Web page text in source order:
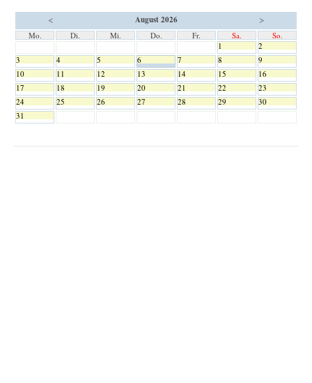
< August 2026 >
Mo. Di. Mi. Do. Fr. Sa.
So.
1
2
3
4 5 6 7 8
9
10
11 12 13 14 15
16
17
18 19 20 21 22
23
24
25 26 27 28 29
30
31